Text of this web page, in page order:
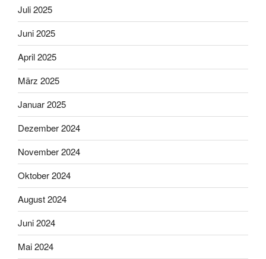
Juli 2025
Juni 2025
April 2025
März 2025
Januar 2025
Dezember 2024
November 2024
Oktober 2024
August 2024
Juni 2024
Mai 2024